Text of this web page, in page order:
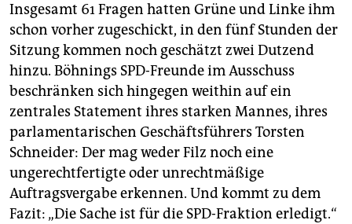
Insgesamt 61 Fragen hatten Grüne und Linke ihm
schon vorher zugeschickt, in den fünf Stunden der
Sitzung kommen noch geschätzt zwei Dutzend
hinzu. Böhnings SPD-Freunde im Ausschuss
beschränken sich hingegen weithin auf ein
zentrales Statement ihres starken Mannes, ihres
parlamentarischen Geschäftsführers Torsten
Schneider: Der mag weder Filz noch eine
ungerechtfertigte oder unrechtmäßige
Auftragsvergabe erkennen. Und kommt zu dem
Fazit: „Die Sache ist für die SPD-Fraktion erledigt.“